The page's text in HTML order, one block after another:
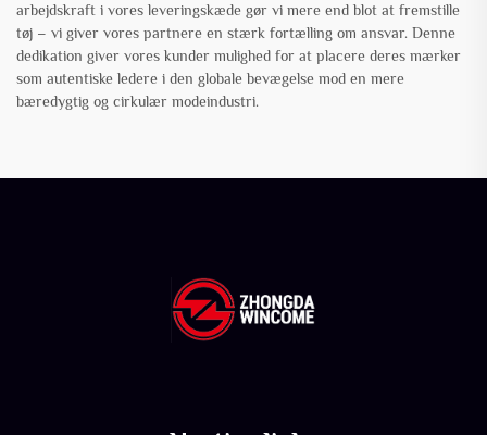
arbejdskraft i vores leveringskæde gør vi mere end blot at fremstille
tøj – vi giver vores partnere en stærk fortælling om ansvar. Denne
dedikation giver vores kunder mulighed for at placere deres mærker
som autentiske ledere i den globale bevægelse mod en mere
bæredygtig og cirkulær modeindustri.